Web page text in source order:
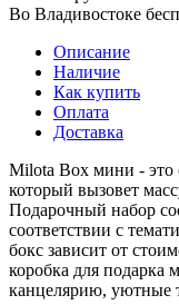
Во Владивостоке
Описание
Наличие
Как купить
Оплата
Доставка
Milota Box мини - это
который вызовет
Подарочный набор
соответствии с
бокс зависит от
коробка для подарка
канцелярию, уютные